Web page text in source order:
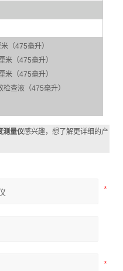
（475毫升）
米（475毫升）
米（475毫升）
查液（475毫升）
测量仪感兴趣，想了解更详细的产